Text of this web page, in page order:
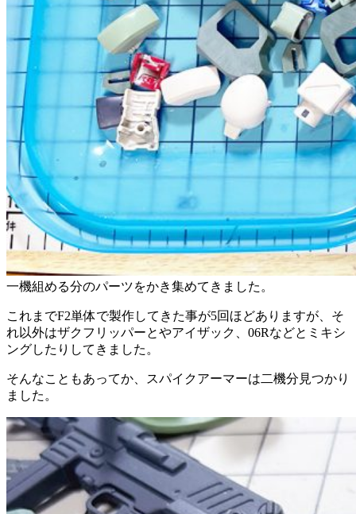
一機組める分のパーツをかき集めてきました。
これまでF2単体で製作してきた事が5回ほどありますが、そ
れ以外はザクフリッパーとやアイザック、06Rなどとミキシ
ングしたりしてきました。
そんなこともあってか、スパイクアーマーは二機分見つかり
ました。